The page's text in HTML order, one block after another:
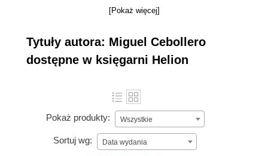
[Pokaż więcej]
Tytuły autora: Miguel Cebollero
dostępne w księgarni Helion
Pokaż produkty: Wszystkie
Sortuj wg: Data wydania